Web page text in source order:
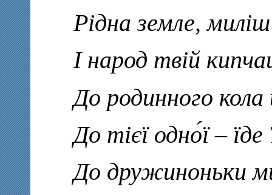
Рідна земле,
І народ твій
До родинного
До тієї одно́ї –
До дружиноньки